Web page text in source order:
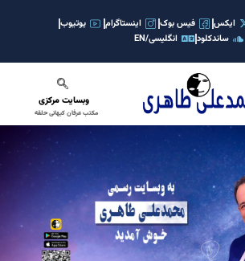
ایکس فیس بوک اینستاگرام
یوتیوب
ساندکلود
انگلیسی/EN
وبسایت مرکزی
مکتب عرفان کیهانی حلقه